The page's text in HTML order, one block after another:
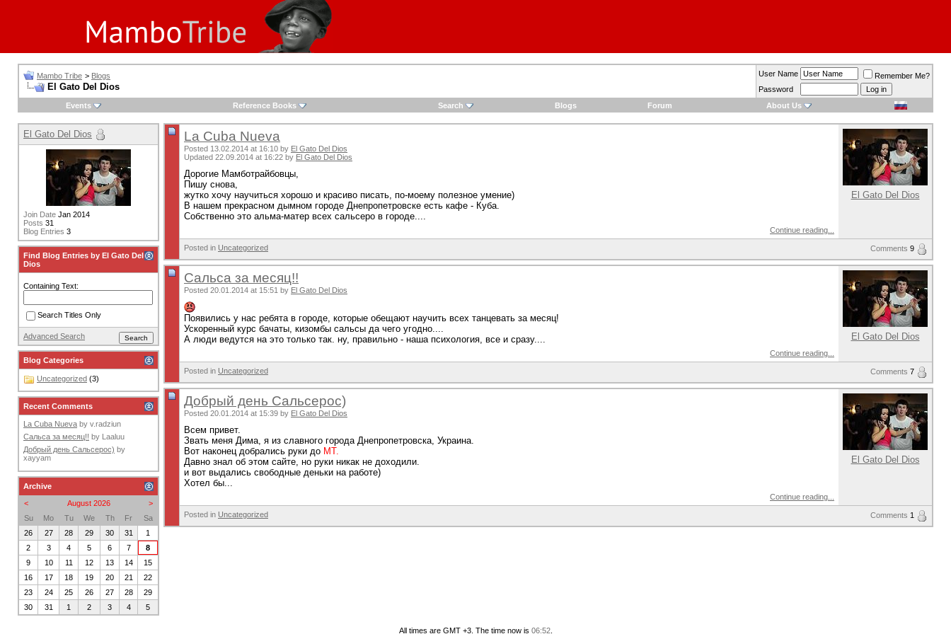
Mambo Tribe > Blogs
El Gato Del Dios
User Name
Remember Me?
Password
Events
Reference Books Search Blogs Forum About Us
La Cuba Nueva
Posted 13.02.2014 at 16:10 by El Gato Del Dios
Updated 22.09.2014 at 16:22 by El Gato Del Dios
Дорогие Мамботрайбовцы,
Пишу снова,
жутко хочу научиться хорошо и красиво писать, по-моему полезное умение)
В нашем прекрасном дымном городе Днепропетровске есть кафе - Куба.
Собственно это альма-матер всех сальсеро в городе....
Continue reading...
El Gato Del Dios
Posted in Uncategorized Comments 9
Сальса за месяц!!
Posted 20.01.2014 at 15:51 by El Gato Del Dios
Появились у нас ребята в городе, которые обещают научить всех танцевать за месяц!
Ускоренный курс бачаты, кизомбы сальсы да чего угодно....
А люди ведутся на это только так. ну, правильно - наша психология, все и сразу....
Continue reading...
El Gato Del Dios
Posted in Uncategorized Comments 7
Добрый день Сальсерос)
Posted 20.01.2014 at 15:39 by El Gato Del Dios
Всем привет.
Звать меня Дима, я из славного города Днепропетровска, Украина.
Вот наконец добрались руки до МТ.
Давно знал об этом сайте, но руки никак не доходили.
и вот выдались свободные деньки на работе)
Хотел бы...
Continue reading...
El Gato Del Dios
Posted in Uncategorized Comments 1
El Gato Del Dios
Join Date Jan 2014
Posts 31
Blog Entries 3
Find Blog Entries by El Gato Del
Dios
Containing Text:
Search Titles Only
Advanced Search
Blog Categories
Uncategorized (3)
Recent Comments
La Cuba Nueva by v.radziun
Сальса за месяц!! by Laaluu
Добрый день Сальсерос) by
xayyam
Archive
<
>
August 2026
Su
Mo Tu We Th Fr
Sa
26
27 28 29 30 31
1
2
3 4 5 6 7
8
9
10 11 12 13 14
15
16
17 18 19 20 21
22
23
24 25 26 27 28
29
30
31 1 2 3 4 5
All times are GMT +3. The time now is 06:52.